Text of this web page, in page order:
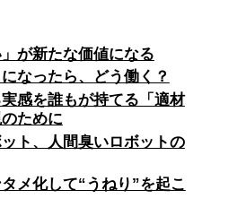
」が新たな価値になる
なったら、どう働く？
感を誰もが持てる「適材
ために
ト、人間臭いロボットの
メ化して“うねり”を起こ